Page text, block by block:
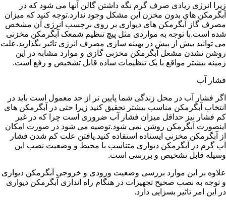
زیرا انرژی زیادی صرف گرم نگه داشتن گالن آنها می شود که در
آبگرمکن های بدون مخزن این مشکل وجود ندارد.توجه کنید که میزان
مصرف گاز آبگرمکن های دیواری بر روی برچسب انرژی آن مشخص
شده است.با توجه به مواردی مثل پیچ تنظیم شمعک آبگرمکن مخزنی
می توانید بیش از پیش در بهینه سازی مصرف انرژی تاثیر بگذارید.علت
روشن نشدن مشعل آبگرمکن مخزنی گازی و موارد مشابه در این
زمینه بیشتر مواقع با یک تنظیمات ساده قابل تشخیص و رفع است.
فشار آب
اگر فشار آب در محل زندگی شما پایین تر از حد معمول است باید در
انتخاب آبگرمکن مناسب بیشتر تحقیق کنید زیرا حتی در آبگرمکن های
کم فشار نیز حداقل میزان فشار آب ضروری است چرا که در غیر
اینصورت آبگرمکن روشن نمی شود.توصیه می شود در صورت امکان
از آبگرمکن مخزنی ایستاده استفاده کنید.یافتن علت کم شدن فشار
آب گرم در آبگرمکن دیواری متناسب با محیط و وضعیت نصب این
وسیله قابل تشخیص و بررسی است.
علاوه بر این موارد بررسی وضعیت ورودی و خروجی آبگرمکن دیواری
و توجه به نصب صحیح تجهیزات در هنگام راه اندازی آبگرمکن دیواری
در این امر تاثیر بسزایی دارد.